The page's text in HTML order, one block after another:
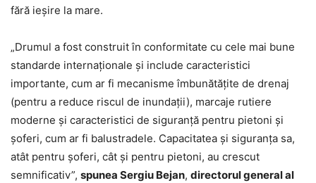
fără ieșire la mare.
„Drumul a fost construit în conformitate cu cele mai bune
standarde internaționale și include caracteristici
importante, cum ar fi mecanisme îmbunătățite de drenaj
(pentru a reduce riscul de inundații), marcaje rutiere
moderne și caracteristici de siguranță pentru pietoni și
șoferi, cum ar fi balustradele. Capacitatea și siguranța sa,
atât pentru șoferi, cât și pentru pietoni, au crescut
semnificativ”, spunea Sergiu Bejan, directorul general al